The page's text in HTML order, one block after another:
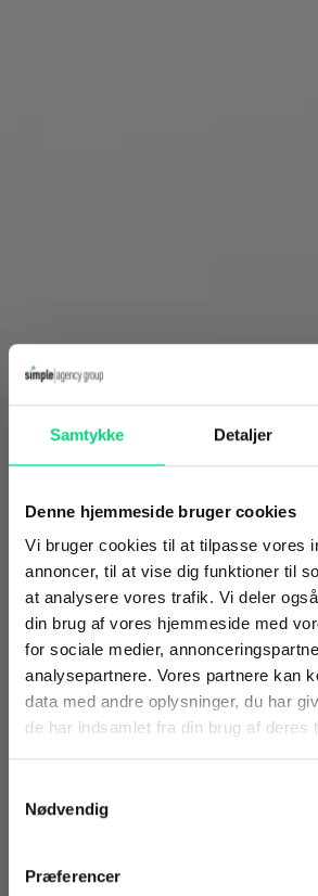
Samtykke Detaljer
Denne hjemmeside bruger cookies
Vi bruger cookies til at tilpasse vores
annoncer, til at vise dig funktioner til
at analysere vores trafik. Vi deler
din brug af vores hjemmeside med
for sociale medier,
analysepartnere. Vores partnere kan
data med andre oplysninger, du har
de har indsamlet fra din brug af deres
Nødvendig
Præferencer
Kursus
Uniconta
kursus i